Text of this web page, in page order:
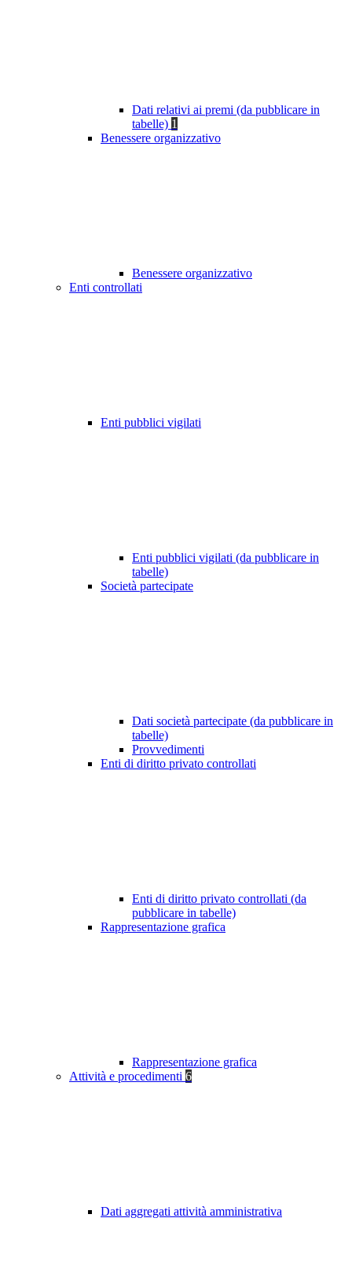
Dati relativi ai premi (da pubblicare in
tabelle) 1
Benessere organizzativo
Benessere organizzativo
Enti controllati
Enti pubblici vigilati
Enti pubblici vigilati (da pubblicare in
tabelle)
Società partecipate
Dati società partecipate (da pubblicare in
tabelle)
Provvedimenti
Enti di diritto privato controllati
Enti di diritto privato controllati (da
pubblicare in tabelle)
Rappresentazione grafica
Rappresentazione grafica
Attività e procedimenti 6
Dati aggregati attività amministrativa